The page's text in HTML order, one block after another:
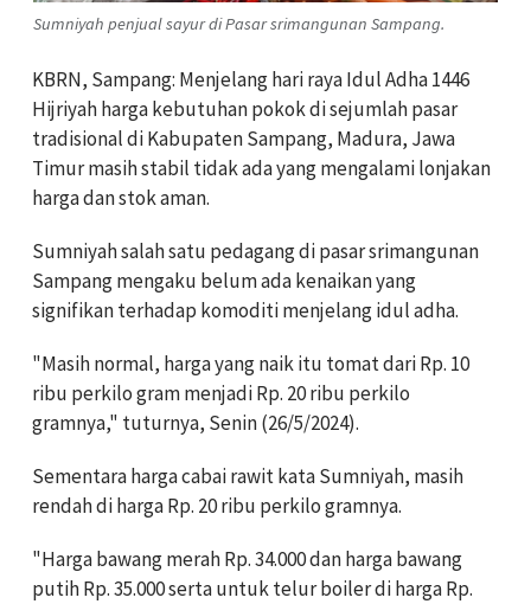
Sumniyah penjual sayur di Pasar srimangunan Sampang.
KBRN, Sampang: Menjelang hari raya Idul Adha 1446
Hijriyah harga kebutuhan pokok di sejumlah pasar
tradisional di Kabupaten Sampang, Madura, Jawa
Timur masih stabil tidak ada yang mengalami lonjakan
harga dan stok aman.
Sumniyah salah satu pedagang di pasar srimangunan
Sampang mengaku belum ada kenaikan yang
signifikan terhadap komoditi menjelang idul adha.
"Masih normal, harga yang naik itu tomat dari Rp. 10
ribu perkilo gram menjadi Rp. 20 ribu perkilo
gramnya," tuturnya, Senin (26/5/2024).
Sementara harga cabai rawit kata Sumniyah, masih
rendah di harga Rp. 20 ribu perkilo gramnya.
"Harga bawang merah Rp. 34.000 dan harga bawang
putih Rp. 35.000 serta untuk telur boiler di harga Rp.